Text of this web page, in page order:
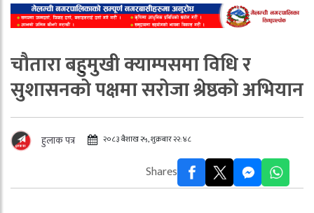
चौतारा बहुमुखी क्याम्पसमा विधि र
सुशासनको पक्षमा सरोजा श्रेष्ठको अभियान
हुलाक पत्र २०८३ बैशाख २५, शुक्रबार २२:४८
Shares